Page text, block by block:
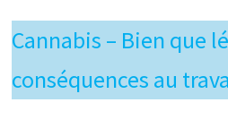
Cannabis – Bien que
conséquences au